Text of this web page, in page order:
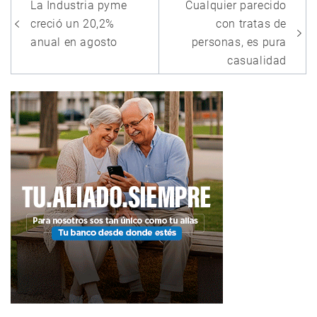
de
entradas
La Industria pyme
creció un 20,2%
anual en agosto
Cualquier parecido
con tratas de
personas, es pura
casualidad